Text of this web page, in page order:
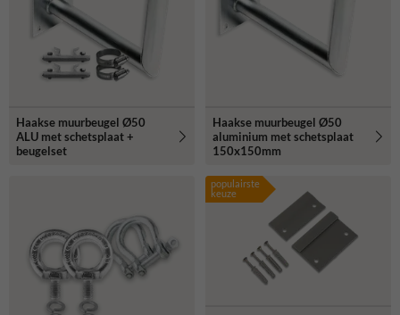
Haakse muurbeugel Ø50
ALU met schetsplaat +
beugelset
Haakse muurbeugel Ø50
aluminium met schetsplaat
150x150mm
populairste
keuze